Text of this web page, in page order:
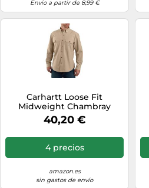
Envío a partir de 8,99 €
Carhartt Loose Fit
Midweight Chambray
Long-Sleeve Shirt, Camisa
con Botones Work Utility
Chambray,
40,20 €
4 precios
amazon.es
sin gastos de envío